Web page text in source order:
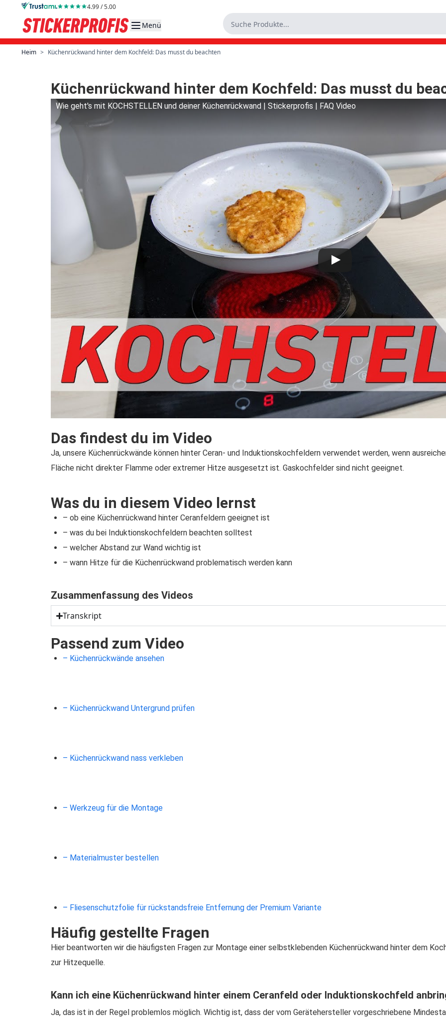
Direkt zum Inhalt 4.99 / 5.00
Menü
Heim > Küchenrückwand hinter dem Kochfeld: Das musst du beachten
Küchenrückwand hinter dem Kochfeld: Das musst du
Wie geht's mit KOCHSTELLEN und deiner Küchenrückwand | Stickerprofis | FAQ Video
Das findest du im Video
Ja, unsere Küchenrückwände können hinter Ceran- und Induktionskochfeldern verwendet werden, wenn
Fläche nicht direkter Flamme oder extremer Hitze ausgesetzt ist. Gaskochfelder sind nicht geeignet.
Was du in diesem Video lernst
– ob eine Küchenrückwand hinter Ceranfeldern geeignet ist
– was du bei Induktionskochfeldern beachten solltest
– welcher Abstand zur Wand wichtig ist
– wann Hitze für die Küchenrückwand problematisch werden kann
Zusammenfassung des Videos
Transkript
Passend zum Video
– Küchenrückwände ansehen
– Küchenrückwand Untergrund prüfen
– Küchenrückwand nass verkleben
– Werkzeug für die Montage
– Materialmuster bestellen
– Fliesenschutzfolie für rückstandsfreie Entfernung der Premium Variante
Häufig gestellte Fragen
Hier beantworten wir die häufigsten Fragen zur Montage einer selbstklebenden Küchenrückwand hinter dem
zur Hitzequelle.
Kann ich eine Küchenrückwand hinter einem Ceranfeld oder Induktionskochfeld
Ja, das ist in der Regel problemlos möglich. Wichtig ist, dass der vom Gerätehersteller vorgeschriebene